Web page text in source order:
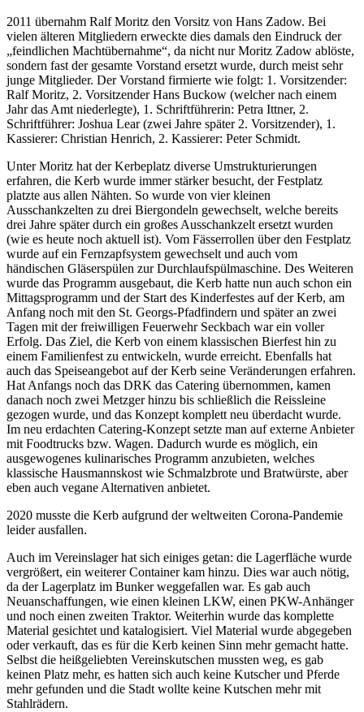
2011 übernahm Ralf Moritz den Vorsitz von Hans Zadow. Bei
vielen älteren Mitgliedern erweckte dies damals den Eindruck der
„feindlichen Machtübernahme“, da nicht nur Moritz Zadow ablöste,
sondern fast der gesamte Vorstand ersetzt wurde, durch meist sehr
junge Mitglieder. Der Vorstand firmierte wie folgt: 1. Vorsitzender:
Ralf Moritz, 2. Vorsitzender Hans Buckow (welcher nach einem
Jahr das Amt niederlegte), 1. Schriftführerin: Petra Ittner, 2.
Schriftführer: Joshua Lear (zwei Jahre später 2. Vorsitzender), 1.
Kassierer: Christian Henrich, 2. Kassierer: Peter Schmidt.
Unter Moritz hat der Kerbeplatz diverse Umstrukturierungen
erfahren, die Kerb wurde immer stärker besucht, der Festplatz
platzte aus allen Nähten. So wurde von vier kleinen
Ausschankzelten zu drei Biergondeln gewechselt, welche bereits
drei Jahre später durch ein großes Ausschankzelt ersetzt wurden
(wie es heute noch aktuell ist). Vom Fässerrollen über den Festplatz
wurde auf ein Fernzapfsystem gewechselt und auch vom
händischen Gläserspülen zur Durchlaufspülmaschine. Des Weiteren
wurde das Programm ausgebaut, die Kerb hatte nun auch schon ein
Mittagsprogramm und der Start des Kinderfestes auf der Kerb, am
Anfang noch mit den St. Georgs-Pfadfindern und später an zwei
Tagen mit der freiwilligen Feuerwehr Seckbach war ein voller
Erfolg. Das Ziel, die Kerb von einem klassischen Bierfest hin zu
einem Familienfest zu entwickeln, wurde erreicht. Ebenfalls hat
auch das Speiseangebot auf der Kerb seine Veränderungen erfahren.
Hat Anfangs noch das DRK das Catering übernommen, kamen
danach noch zwei Metzger hinzu bis schließlich die Reissleine
gezogen wurde, und das Konzept komplett neu überdacht wurde.
Im neu erdachten Catering-Konzept setzte man auf externe Anbieter
mit Foodtrucks bzw. Wagen. Dadurch wurde es möglich, ein
ausgewogenes kulinarisches Programm anzubieten, welches
klassische Hausmannskost wie Schmalzbrote und Bratwürste, aber
eben auch vegane Alternativen anbietet.
2020 musste die Kerb aufgrund der weltweiten Corona-Pandemie
leider ausfallen.
Auch im Vereinslager hat sich einiges getan: die Lagerfläche wurde
vergrößert, ein weiterer Container kam hinzu. Dies war auch nötig,
da der Lagerplatz im Bunker weggefallen war. Es gab auch
Neuanschaffungen, wie einen kleinen LKW, einen PKW-Anhänger
und noch einen zweiten Traktor. Weiterhin wurde das komplette
Material gesichtet und katalogisiert. Viel Material wurde abgegeben
oder verkauft, das es für die Kerb keinen Sinn mehr gemacht hatte.
Selbst die heißgeliebten Vereinskutschen mussten weg, es gab
keinen Platz mehr, es hatten sich auch keine Kutscher und Pferde
mehr gefunden und die Stadt wollte keine Kutschen mehr mit
Stahlrädern.